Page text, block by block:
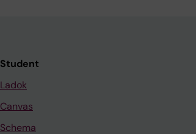
Student
Ladok
Canvas
Schema